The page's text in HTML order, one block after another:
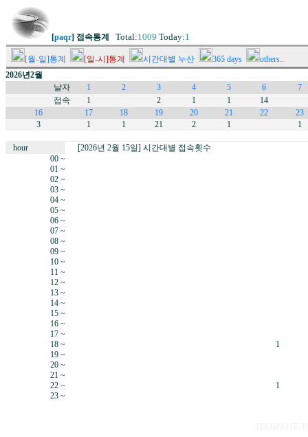
[paqr] 접속통계 Total:1009 Today:1
[월-일]통계 [일-시]통계 시간대별 누산 365 days
others..
2026년2월
날자
1 2 3 4 5 6
7
접속
1 2 1 1
14
16
17 18 19 20 21 22
23
3
1 1 21 2 1 1
hour
[2026년 2월 15일] 시간대별 접속횟수
00 ~
01 ~
02 ~
03 ~
04 ~
05 ~
06 ~
07 ~
08 ~
09 ~
10 ~
11 ~
12 ~
13 ~
14 ~
15 ~
16 ~
17 ~
18 ~
1
19 ~
20 ~
21 ~
22 ~
1
23 ~